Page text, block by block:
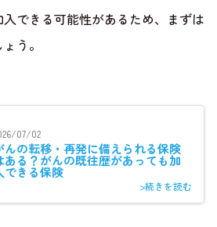
できる可能性があるため、まずは
う。
07/02
んの転移・再発に備えられる保険
ある？がんの既往歴があっても加
できる保険
>続きを読む